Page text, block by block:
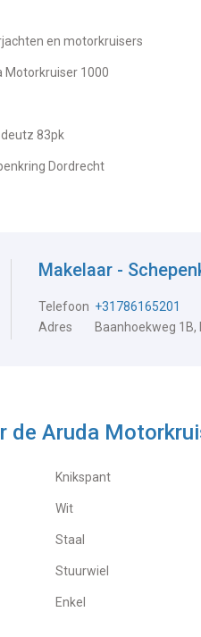
en motorkruisers
Motorkruiser 1000
83pk
Dordrecht
Makelaar -
Telefoon +31786165201
Adres
Baanhoekweg
de Aruda
Knikspant
Wit
Staal
Stuurwiel
Enkel